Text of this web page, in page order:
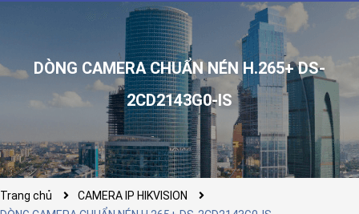
DÒNG CAMERA CHUẨN NÉN H.265+ DS-
2CD2143G0-IS
Trang chủ
CAMERA IP HIKVISION